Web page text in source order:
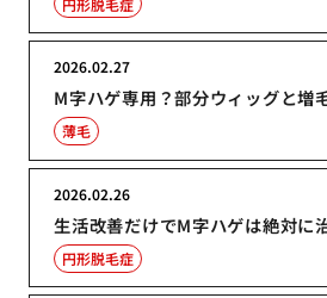
M字ハゲ専用？部分ウィッグと増
2026.02.27
薄毛
生活改善だけでM字ハゲは絶対に
2026.02.26
円形脱毛症